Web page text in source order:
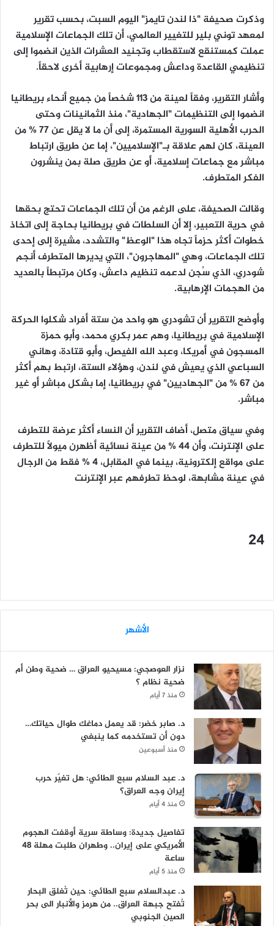
وذكرت صحيفة "ذا لندن تايمز" اليوم السبت، بحسب تقرير
لمعهد توني بلير للتغيير العالمي، أن تلك الجماعات الإسلامية
عملت كمستنقع لاستقطاب وتجنيد العشرات الذين انضموا إلى
تنظيمي القاعدة وداعش ومجموعات إرهابية أخرى لاحقاً.
وأشار التقرير، وفقاً لعينة من 113 شخصاً من جميع أنحاء بريطانيا
انضموا إلى التنظيمات "الجهادية"، منذ الثمانينات وحتى
الحرب الأهلية السورية المستمرة، إلى أن ما لا يقل عن 77 % من
العينة، كان لهم علاقة بـ"الإسلاميين"، إما عن طريق ارتباط
مباشر مع جماعات إسلامية، أو عن طريق صلة بمن ينشرون
الفكر المتطرف.
وقالت الصحيفة، على الرغم من أن تلك الجماعات تحتج بحقها
في حرية التعبير، إلا أن السلطات في بريطانيا بحاجة إلى اتخاذ
خطوات أكثر حزماً تجاه هذا "الوعظ" والتشدد، مشيرة إلى إحدى
تلك الجماعات، وهي "المهاجرون"، التي يديرها المتطرف أنجم
شودري، الذي سُجن لدعمه تنظيم داعش، وكان مرتبطاً بالعديد
من الهجمات الإرهابية.
وأوضح التقرير أن تشودري هو واحد من ستة أفراد شكلوا الحركة
الإسلامية في بريطانيا، وهم عمر بكري محمد، وأبو حمزة
المسجون في أمريكا، وعبد الله الفيصل، وأبو قتادة، وهاني
السباعي الذي يعيش في لندن، وهؤلاء الستة، ارتبط بهم أكثر
من 67 % من "الجهاديين" في بريطانيا، إما بشكل مباشر أو غير
مباشر.
وفي سياق متصل، أضاف التقرير أن النساء أكثر عرضة للتطرف
على الإنترنت، وأن 44 % من عينة نسائية أظهرن ميولاً للتطرف
على مواقع إلكترونية، بينما في المقابل، 4 % فقط من الرجال
في عينة مشابهة، لوحظ تطرفهم عبر الإنترنت
24
الأشهر
نزار العوصجي: مسيحيو العراق … ضحية وطن أم
ضحية نظام ؟
منذ 7 أيام
د. صابر خضر: قد يعمل دماغك طوال حياتك…
دون أن تستخدمه كما ينبغي
منذ أسبوعين
د. عبد السلام سبع الطائي: هل تغيّر حرب
إيران وجه العراق؟
منذ 4 أيام
تفاصيل جديدة: وساطة سرية أوقفت الهجوم
الأمريكي على إيران.. وطهران طلبت مهلة 48
ساعة
منذ 5 أيام
د. عبدالسلام سبع الطائي: حين تُغلق البحار
تُفتح جبهة العراق.. من هرمز والأنبار الى بحر
الصين الجنوبي